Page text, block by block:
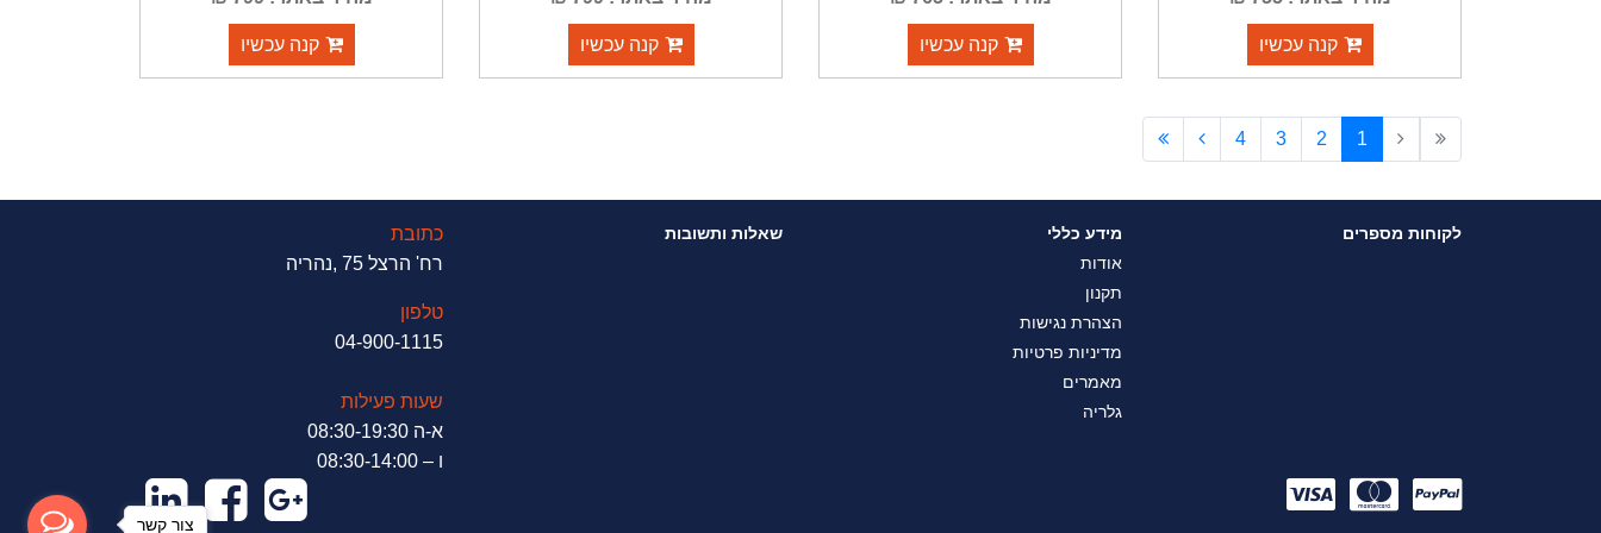
קנה עכשיו קנה עכשיו קנה עכשיו קנה עכשיו
1
2
3
4
לקוחות מספרים
מידע כללי
אודות
תקנון
הצהרת נגישות
מדיניות פרטיות
מאמרים
גלריה
שאלות ותשובות
כתובת
רח' הרצל 75 ,נהריה
טלפון
04-900-1115
שעות פעילות
א-ה 08:30-19:30
ו – 08:30-14:00
צור קשר